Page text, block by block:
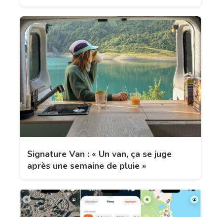
Signature Van : « Un van, ça se juge
après une semaine de pluie »